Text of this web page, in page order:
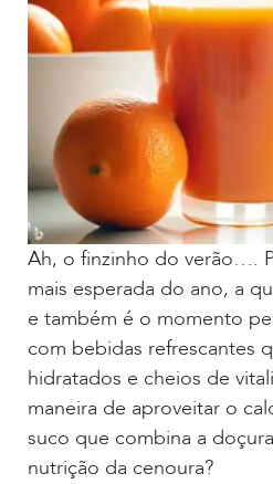
Ah, o finzinho do verão….
mais esperada do ano, a
e também é o momento
com bebidas refrescantes
hidratados e cheios de
maneira de aproveitar o
suco que combina a
nutrição da cenoura?